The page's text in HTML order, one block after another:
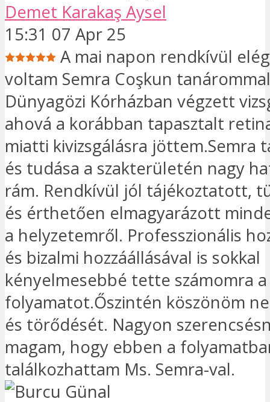
Demet Karakaş Aysel
15:31 07 Apr 25
A mai napon rendkívül
voltam Semra Coşkun
Dünyagözi Kórházban végzett
ahová a korábban tapasztalt
miatti kivizsgálásra jöttem.Semra
és tudása a szakterületén nagy
rám. Rendkívül jól tájékoztatott,
és érthetően elmagyarázott
a helyzetemről. Professzionális
és bizalmi hozzáállásával is sokkal
kényelmesebbé tette számomra a
folyamatot.Őszintén köszönöm
és törődését. Nagyon
magam, hogy ebben a
találkozhattam Ms. Semra-val.